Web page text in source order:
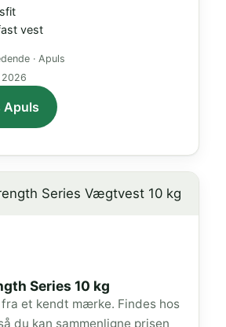
vest
· Apuls
2026
Apuls
Series 10 kg
et kendt mærke. Findes hos
du kan sammenligne prisen